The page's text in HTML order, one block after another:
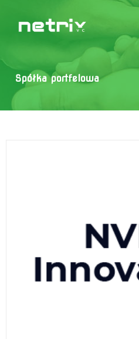
Spółka portfelowa